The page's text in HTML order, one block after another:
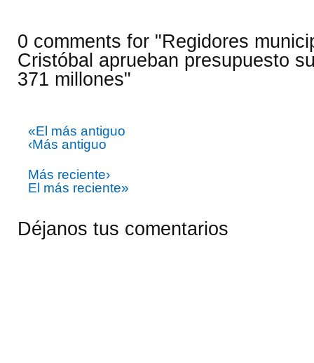
0 comments for "Regidores
Cristóbal aprueban presupuesto
371 millones"
«El más antiguo
‹Más antiguo
Más reciente›
El más reciente»
Déjanos tus comentarios